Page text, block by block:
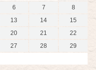
6 7
8
13 14
15
20 21
22
27 28
29